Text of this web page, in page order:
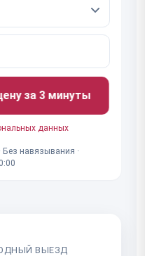
за 3 минуты
данных
навязывания ·
ВЫЕЗД